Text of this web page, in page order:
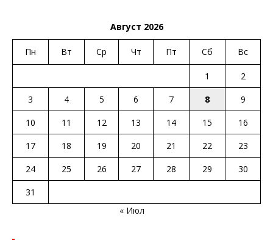
Август 2026
Пн Вт Ср Чт Пт Сб Вс
1
2
3
4 5 6 7 8
9
10
11 12 13 14 15
16
17
18 19 20 21 22
23
24
25 26 27 28 29
30
31
« Июл